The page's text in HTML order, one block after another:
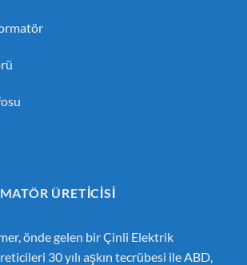
ÜRETICISI
önde gelen birÇinli Elektrik
30 yılı aşkın tecrübesi ile ABD,